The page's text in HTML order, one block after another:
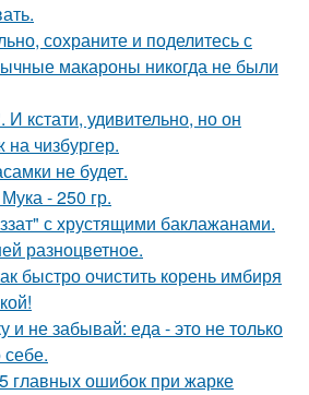
сохраните и поделитесь с
макароны никогда не были
кстати, удивительно, но он
на чизбургер.
не будет.
- 250 гр.
с хрустящими баклажанами.
разноцветное.
быстро очистить корень имбиря
и не забывай: еда - это не только
себе.
главных ошибок при жарке